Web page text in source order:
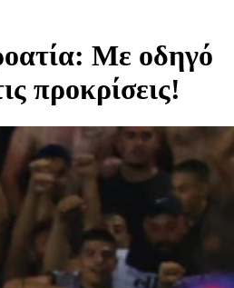
Με οδηγό
προκρίσεις!